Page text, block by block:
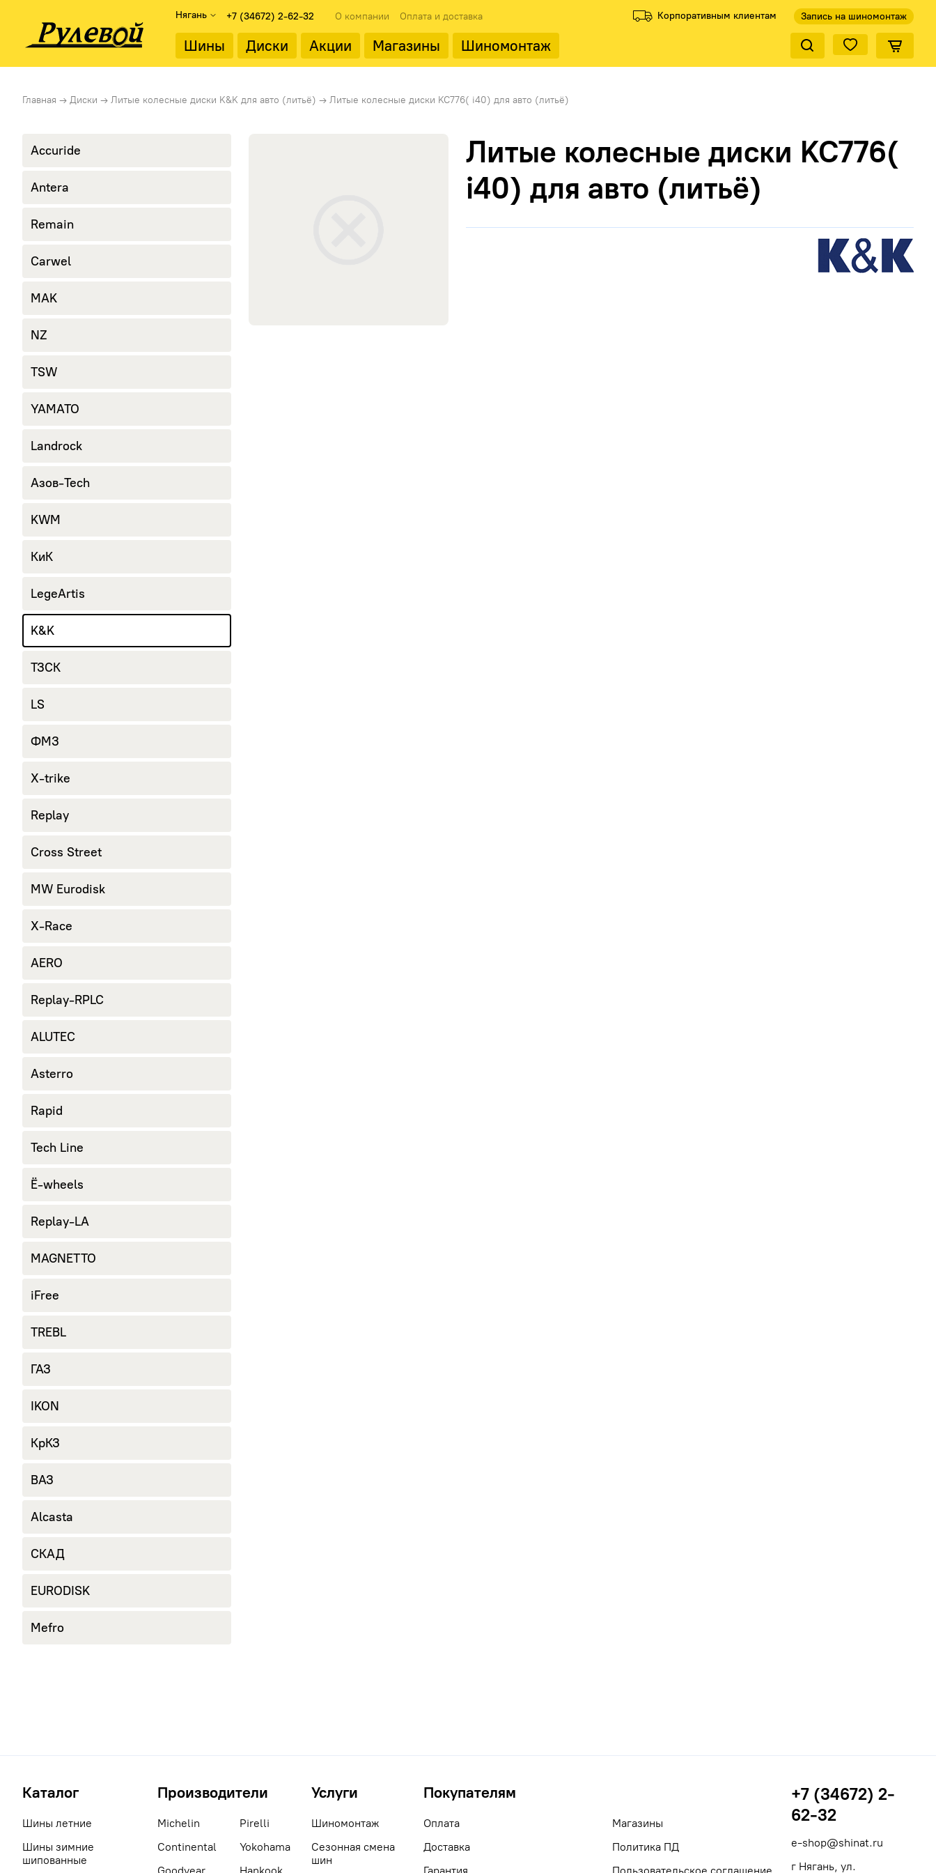
Нягань +7 (34672) 2-62-32 О компании Оплата и доставка Корпоративным клиентам Запись на шиномонтаж
Шины Диски
Каталог дисков
Тип диска
Стальные диски
Акции Магазины Шиномонтаж
Найти Закрыть
Главная → Диски → Литые колесные диски K&K для авто (литьё) → Литые колесные диски KC776( i40) для авто (литьё)
Accuride
Antera
Remain
Carwel
MAK
NZ
TSW
YAMATO
Landrock
Азов-Tech
KWM
КиК
LegeArtis
K&K
ТЗСК
LS
ФМЗ
X-trike
Replay
Cross Street
MW Eurodisk
X-Race
AERO
Replay-RPLC
ALUTEC
Asterro
Rapid
Tech Line
Ё-wheels
Replay-LA
MAGNETTO
iFree
TREBL
ГАЗ
IKON
КрКЗ
ВАЗ
Alcasta
СКАД
EURODISK
Mefro
Литые колесные диски KC776(
i40) для авто (литьё)
Каталог
Шины летние
Шины зимние
шипованные
Производители
Michelin
Continental
Pirelli
Yokohama
Услуги
Шиномонтаж
Сезонная смена
шин
Покупателям
Оплата
Доставка
Магазины
Политика ПД
+7 (34672) 2-
62-32
e-shop@shinat.ru
г Нягань, ул.